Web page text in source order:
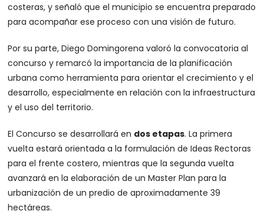
costeras, y señaló que el municipio se encuentra preparado
para acompañar ese proceso con una visión de futuro.
Por su parte, Diego Domingorena valoró la convocatoria al
concurso y remarcó la importancia de la planificación
urbana como herramienta para orientar el crecimiento y el
desarrollo, especialmente en relación con la infraestructura
y el uso del territorio.
El Concurso se desarrollará en dos etapas. La primera
vuelta estará orientada a la formulación de Ideas Rectoras
para el frente costero, mientras que la segunda vuelta
avanzará en la elaboración de un Master Plan para la
urbanización de un predio de aproximadamente 39
hectáreas.